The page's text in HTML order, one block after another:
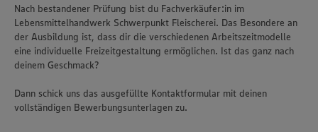
Nach bestandener Prüfung bist du Fachverkäufer:in im
Lebensmittelhandwerk Schwerpunkt Fleischerei. Das Besondere an
der Ausbildung ist, dass dir die verschiedenen Arbeitszeitmodelle
eine individuelle Freizeitgestaltung ermöglichen. Ist das ganz nach
deinem Geschmack?
Dann schick uns das ausgefüllte Kontaktformular mit deinen
vollständigen Bewerbungsunterlagen zu.